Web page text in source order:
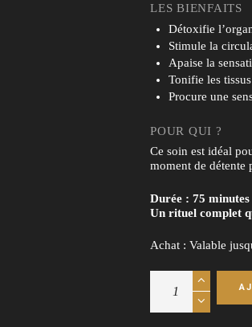
LES BIENFAITS
Détoxifie
Stimule la
Apaise la
Tonifie les
Procure une
POUR QUI ?
Ce soin est idéal
moment de détente
Durée : 75 minutes
Un rituel complet
Achat : Valable